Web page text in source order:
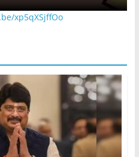
xp5qXSjffOo